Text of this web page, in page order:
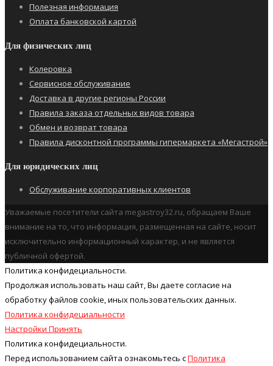
Полезная информация
Оплата банковской картой
Для физических лиц
Колеровка
Сервисное обслуживание
Доставка в другие регионы России
Правила заказа отдельных видов товара
Обмен и возврат товара
Правила дисконтной программы гипермаркета «Мегастрой»
Для юридических лиц
Обслуживание корпоративных клиентов
Уважаемые посетители сайта megastroy32.ru, обращаем Ваше
внимание на то, что информация, размещенная на сайте, носит
исключительно информационный характер, и не является
публичной офертой.
Политика конфидециальности.
Продолжая использовать наш cайт, Вы даете согласие на
обработку файлов cookie, иных пользовательских данных.
Политика конфидециальности
Настройки Принять
Политика конфидециальности.
Перед использованием сайта ознакомьтесь сПолитика